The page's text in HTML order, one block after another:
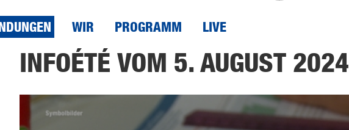
WIR PROGRAMM LIVE
INFOÉTÉ VOM 5. AUGUST 2024